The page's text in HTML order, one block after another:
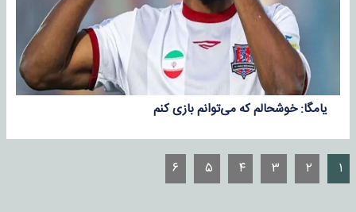
یامگا: خوشحالم که می‌توانم بازی کنم
۱ ۲ ۳ ۴ ۵ ۶